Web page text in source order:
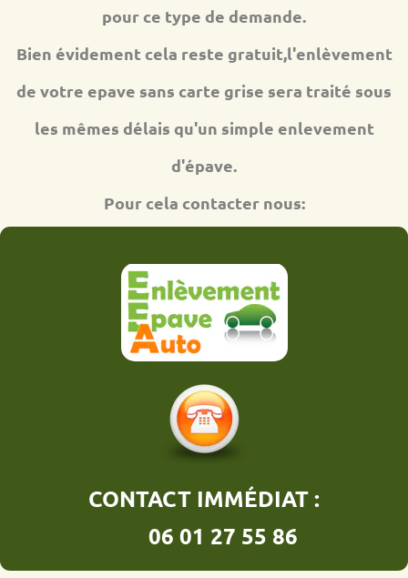
pour ce type de demande.
Bien évidement cela reste gratuit,l'enlèvement
de votre epave sans carte grise sera traité sous
les mêmes délais qu'un simple enlevement
d'épave.
Pour cela contacter nous:
CONTACT IMMÉDIAT :
06 01 27 55 86